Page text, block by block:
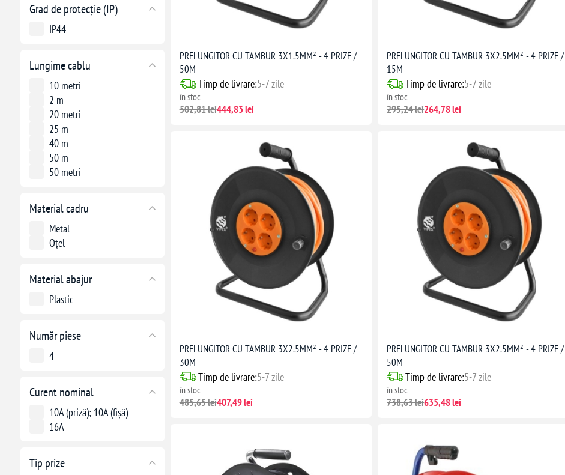
Grad de protecție (IP)
IP44
Lungime cablu
10 metri
2 m
20 metri
25 m
40 m
50 m
50 metri
Material cadru
Metal
Oțel
Material abajur
Plastic
Număr piese
4
Curent nominal
10A (priză); 10A (fișă)
16A
Tip prize
PRELUNGITOR CU TAMBUR 3X1.5MM² - 4 PRIZE /
50M
Timp de livrare:5-7 zile
în stoc
502,81 lei444,83 lei
PRELUNGITOR CU TAMBUR 3X2.5MM² - 4 PRIZE /
15M
Timp de livrare:5-7 zile
în stoc
295,24 lei264,78 lei
PRELUNGITOR CU TAMBUR 3X2.5MM² - 4 PRIZE /
30M
Timp de livrare:5-7 zile
în stoc
485,65 lei407,49 lei
PRELUNGITOR CU TAMBUR 3X2.5MM² - 4 PRIZE /
50M
Timp de livrare:5-7 zile
în stoc
738,63 lei635,48 lei